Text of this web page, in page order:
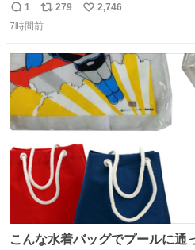
返
信
1
リ
ポ
ト
数
279
い
数
2,746
7時間前
こんな水着バッグでプールに通